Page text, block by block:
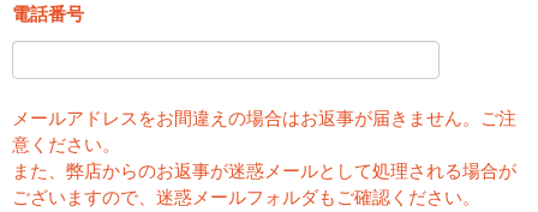
電話番号
メールアドレスをお間違えの場合はお返事が届きません。ご注
意ください。
また、弊店からのお返事が迷惑メールとして処理される場合が
ございますので、迷惑メールフォルダもご確認ください。